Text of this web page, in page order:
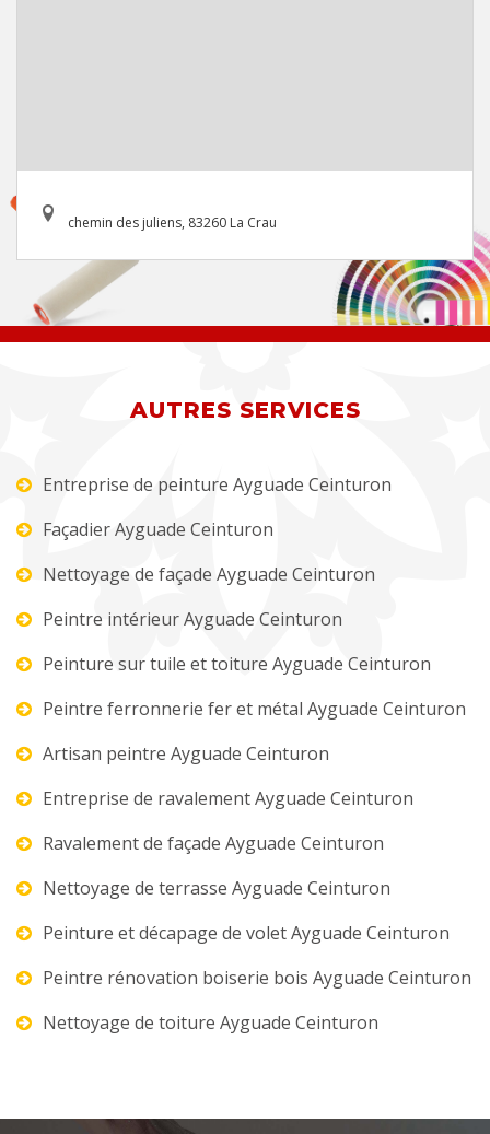
chemin des juliens, 83260 La Crau
AUTRES SERVICES
Entreprise de peinture Ayguade Ceinturon
Façadier Ayguade Ceinturon
Nettoyage de façade Ayguade Ceinturon
Peintre intérieur Ayguade Ceinturon
Peinture sur tuile et toiture Ayguade Ceinturon
Peintre ferronnerie fer et métal Ayguade Ceinturon
Artisan peintre Ayguade Ceinturon
Entreprise de ravalement Ayguade Ceinturon
Ravalement de façade Ayguade Ceinturon
Nettoyage de terrasse Ayguade Ceinturon
Peinture et décapage de volet Ayguade Ceinturon
Peintre rénovation boiserie bois Ayguade Ceinturon
Nettoyage de toiture Ayguade Ceinturon